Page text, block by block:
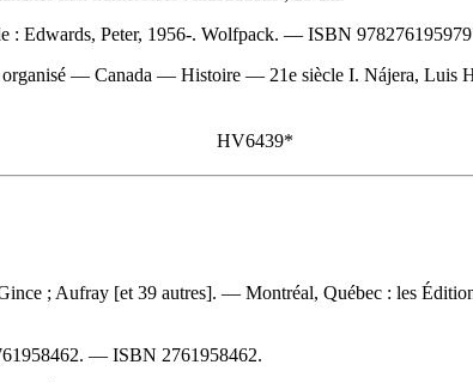
: Edwards, Peter, 1956-. Wolfpack. — ISBN
— Canada — Histoire — 21e siècle I. Nájera, Luis
HV6439*
; Aufray [et 39 autres]. — Montréal, Québec : les
. — ISBN 2761958462.